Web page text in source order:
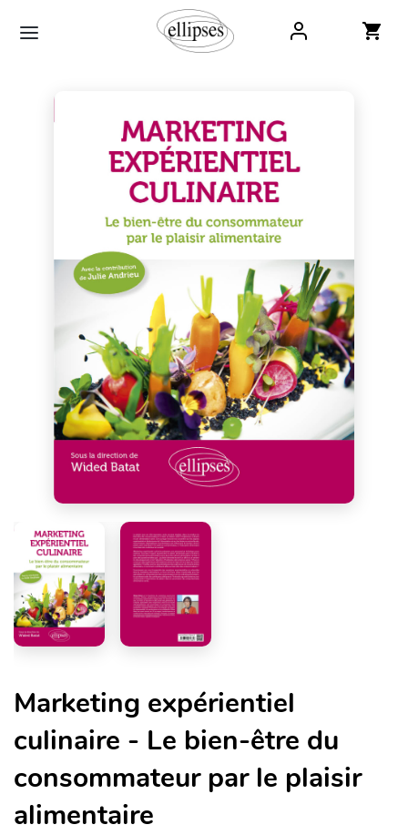
Marketing expérientiel
culinaire - Le bien-être du
consommateur par le plaisir
alimentaire